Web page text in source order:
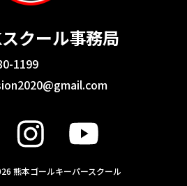
クール事務局
1199
熊本ゴールキーパースクール